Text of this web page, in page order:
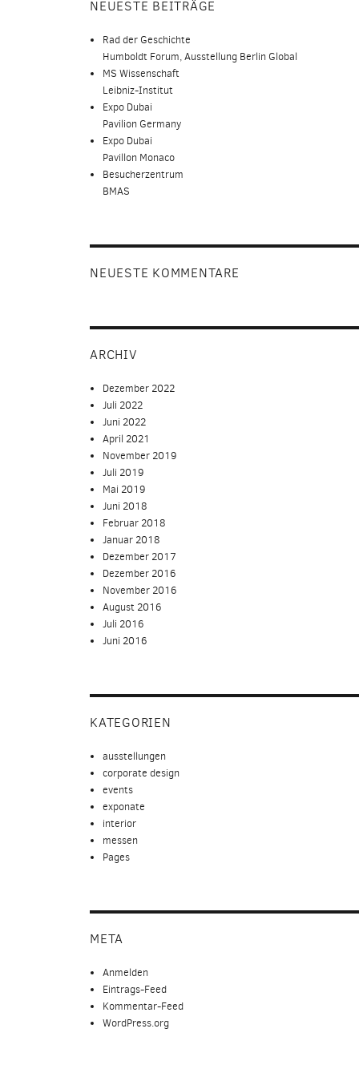
NEUESTE BEITRÄGE
Rad der Geschichte
Humboldt Forum, Ausstellung Berlin Global
MS Wissenschaft
Leibniz-Institut
Expo Dubai
Pavilion Germany
Expo Dubai
Pavillon Monaco
Besucherzentrum
BMAS
NEUESTE KOMMENTARE
ARCHIV
Dezember 2022
Juli 2022
Juni 2022
April 2021
November 2019
Juli 2019
Mai 2019
Juni 2018
Februar 2018
Januar 2018
Dezember 2017
Dezember 2016
November 2016
August 2016
Juli 2016
Juni 2016
KATEGORIEN
ausstellungen
corporate design
events
exponate
interior
messen
Pages
META
Anmelden
Eintrags-Feed
Kommentar-Feed
WordPress.org